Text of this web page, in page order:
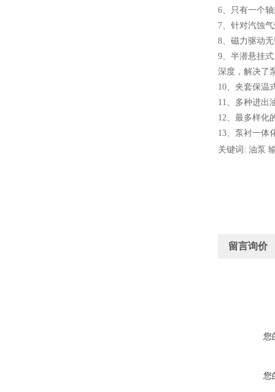
6、
只有一个
7、 针对汽蚀
8、 磁力驱动
9、 半潜悬挂
深度，解决了
10、 夹套保温
11、 多种进出
12、 最多样化
13、 泵衬一体
关键词: 油泵
留言询价
您
您